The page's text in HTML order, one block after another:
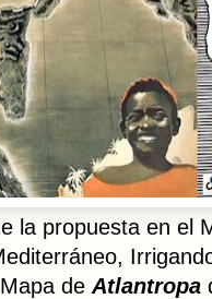
la propuesta en el
Mapa de Atlantropa